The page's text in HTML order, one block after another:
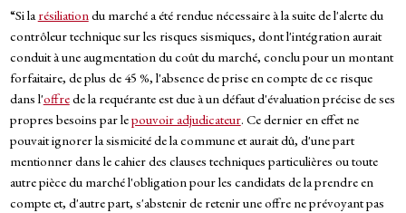
“Si larésiliationdu marché a été rendue nécessaire à la suite de l'alerte du
contrôleur technique sur les risques sismiques, dont l'intégration aurait
conduit à une augmentation du coût du marché, conclu pour un montant
forfaitaire, de plus de 45 %, l'absence de prise en compte de ce risque
dans l'offrede la requérante est due à un défaut d'évaluation précise de ses
propres besoins par lepouvoir adjudicateur. Ce dernier en effet ne
pouvait ignorer la sismicité de la commune et aurait dû, d'une part
mentionner dans le cahier des clauses techniques particulières ou toute
autre pièce du marché l'obligation pour les candidats de la prendre en
compte et, d'autre part, s'abstenir de retenir une offre ne prévoyant pas